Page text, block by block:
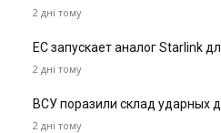
2 дні тому
ЕС запускает аналог Starlink
2 дні тому
ВСУ поразили склад ударных
2 дні тому